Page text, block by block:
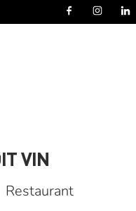
VIN
Restaurant